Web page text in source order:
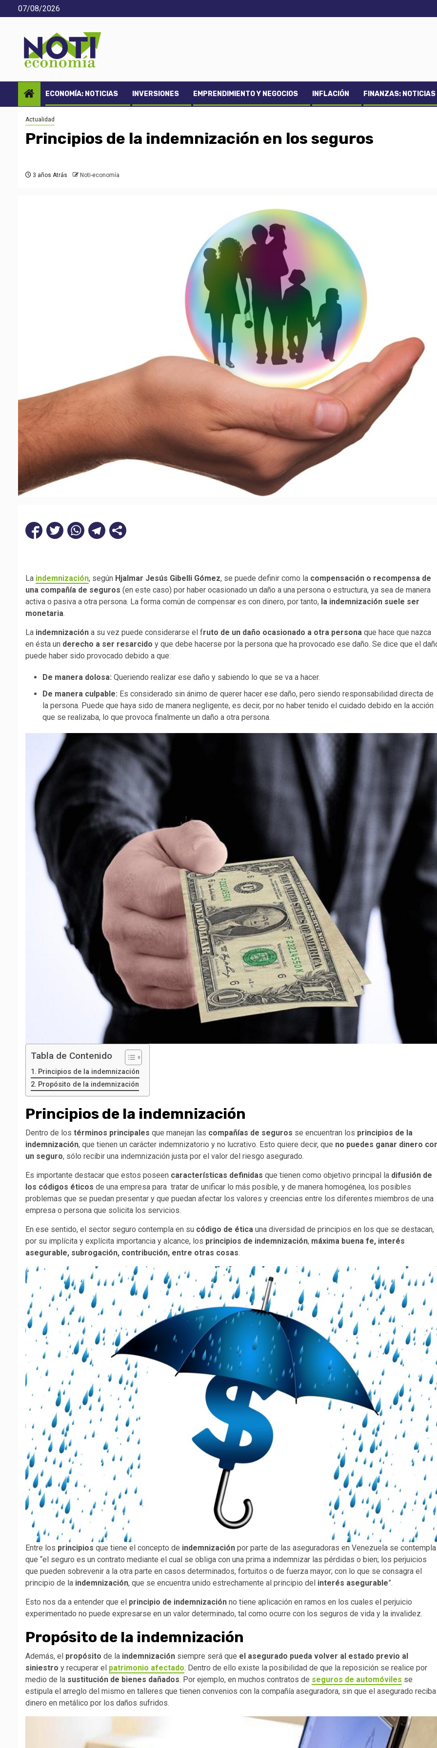
Saltar
al
07/08/2026
ECONOMÍA: NOTICIAS INVERSIONES EMPRENDIMIENTO Y NEGOCIOS INFLACIÓN FINANZAS:
Actualidad
Principios de la indemnización en los seguros
3 años Atrás Noti-economía
La indemnización, según Hjalmar Jesús Gibelli Gómez, se puede definir como la compensación o recompensa de
una compañía de seguros (en este caso) por haber ocasionado un daño a una persona o estructura, ya sea de manera
activa o pasiva a otra persona. La forma común de compensar es con dinero, por tanto, la indemnización suele ser
monetaria.
La indemnización a su vez puede considerarse el fruto de un daño ocasionado a otra persona que hace que nazca
en ésta un derecho a ser resarcido y que debe hacerse por la persona que ha provocado ese daño. Se dice que el
puede haber sido provocado debido a que:
De manera dolosa: Queriendo realizar ese daño y sabiendo lo que se va a hacer.
De manera culpable: Es considerado sin ánimo de querer hacer ese daño, pero siendo responsabilidad directa de
la persona. Puede que haya sido de manera negligente, es decir, por no haber tenido el cuidado debido en la acción
que se realizaba, lo que provoca finalmente un daño a otra persona.
Tabla de Contenido
Principios de la indemnización
Propósito de la indemnización
Principios de la indemnización
Dentro de los términos principales que manejan las compañías de seguros se encuentran los principios de la
indemnización, que tienen un carácter indemnizatorio y no lucrativo. Esto quiere decir, que no puedes ganar dinero
un seguro, sólo recibir una indemnización justa por el valor del riesgo asegurado.
Es importante destacar que estos poseen características definidas que tienen como objetivo principal la difusión de
los códigos éticos de una empresa para tratar de unificar lo más posible, y de manera homogénea, los posibles
problemas que se puedan presentar y que puedan afectar los valores y creencias entre los diferentes miembros de una
empresa o persona que solicita los servicios.
En ese sentido, el sector seguro contempla en su código de ética una diversidad de principios en los que se destacan,
por su implícita y explícita importancia y alcance, los principios de indemnización, máxima buena fe, interés
asegurable, subrogación, contribución, entre otras cosas.
Entre los principios que tiene el concepto de indemnización por parte de las aseguradoras en Venezuela se contempla
que “el seguro es un contrato mediante el cual se obliga con una prima a indemnizar las pérdidas o bien; los perjuicios
que pueden sobrevenir a la otra parte en casos determinados, fortuitos o de fuerza mayor; con lo que se consagra el
principio de la indemnización, que se encuentra unido estrechamente al principio del interés asegurable”.
Esto nos da a entender que el principio de indemnización no tiene aplicación en ramos en los cuales el perjuicio
experimentado no puede expresarse en un valor determinado, tal como ocurre con los seguros de vida y la invalidez.
Propósito de la indemnización
Además, el propósito de la indemnización siempre será que el asegurado pueda volver al estado previo al
siniestro y recuperar el patrimonio afectado. Dentro de ello existe la posibilidad de que la reposición se realice por
medio de la sustitución de bienes dañados. Por ejemplo, en muchos contratos de seguros de automóviles se
estipula el arreglo del mismo en talleres que tienen convenios con la compañía aseguradora, sin que el asegurado reciba
dinero en metálico por los daños sufridos.